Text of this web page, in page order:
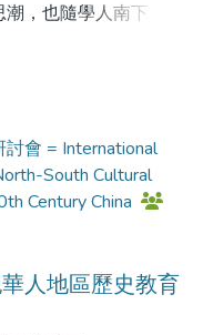
，也隨學人南下，與
、澳門、臺灣及東南
港、台等地高等院
港，培育年青一代學
化相融合，「北學南
重要特色。其中，香
書院扮演舉足輕重的
儒家發展基地，更影
會 = International
South Cultural
Century China
人地區歷史教育